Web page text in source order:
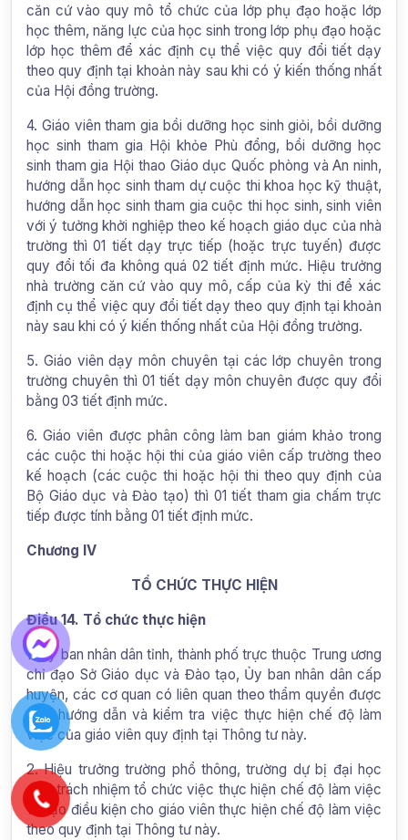
căn cứ vào quy mô tổ chức của lớp phụ đạo hoặc lớp
học thêm, năng lực của học sinh trong lớp phụ đạo hoặc
lớp học thêm để xác định cụ thể việc quy đổi tiết dạy
theo quy định tại khoản này sau khi có ý kiến thống nhất
của Hội đồng trường.
4. Giáo viên tham gia bồi dưỡng học sinh giỏi, bồi dưỡng
học sinh tham gia Hội khỏe Phù đổng, bồi dưỡng học
sinh tham gia Hội thao Giáo dục Quốc phòng và An ninh,
hướng dẫn học sinh tham dự cuộc thi khoa học kỹ thuật,
hướng dẫn học sinh tham gia cuộc thi học sinh, sinh viên
với ý tưởng khởi nghiệp theo kế hoạch giáo dục của nhà
trường thì 01 tiết dạy trực tiếp (hoặc trực tuyến) được
quy đổi tối đa không quá 02 tiết định mức. Hiệu trưởng
nhà trường căn cứ vào quy mô, cấp của kỳ thi để xác
định cụ thể việc quy đổi tiết dạy theo quy định tại khoản
này sau khi có ý kiến thống nhất của Hội đồng trường.
5. Giáo viên dạy môn chuyên tại các lớp chuyên trong
trường chuyên thì 01 tiết dạy môn chuyên được quy đổi
bằng 03 tiết định mức.
6. Giáo viên được phân công làm ban giám khảo trong
các cuộc thi hoặc hội thi của giáo viên cấp trường theo
kế hoạch (các cuộc thi hoặc hội thi theo quy định của
Bộ Giáo dục và Đào tạo) thì 01 tiết tham gia chấm trực
tiếp được tính bằng 01 tiết định mức.
Chương IV
TỔ CHỨC THỰC HIỆN
Điều 14. Tổ chức thực hiện
1. Ủy ban nhân dân tỉnh, thành phố trực thuộc Trung ương
chỉ đạo Sở Giáo dục và Đào tạo, Ủy ban nhân dân cấp
huyện, các cơ quan có liên quan theo thẩm quyền được
giao hướng dẫn và kiểm tra việc thực hiện chế độ làm
việc của giáo viên quy định tại Thông tư này.
2. Hiệu trưởng trường phổ thông, trường dự bị đại học
chịu trách nhiệm tổ chức việc thực hiện chế độ làm việc
và tạo điều kiện cho giáo viên thực hiện chế độ làm việc
theo quy định tại Thông tư này.